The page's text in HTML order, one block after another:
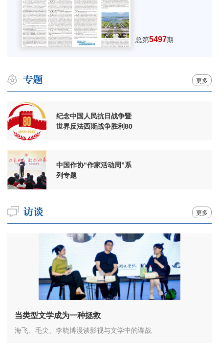
总第5497期
更多
纪念中国人民抗日战争暨
世界反法西斯战争胜利80
中国作协“作家活动周”系
列专题
更多
当类型文学成为一种拯救
海飞、毛尖、李晓博漫谈影视与文学中的谍战